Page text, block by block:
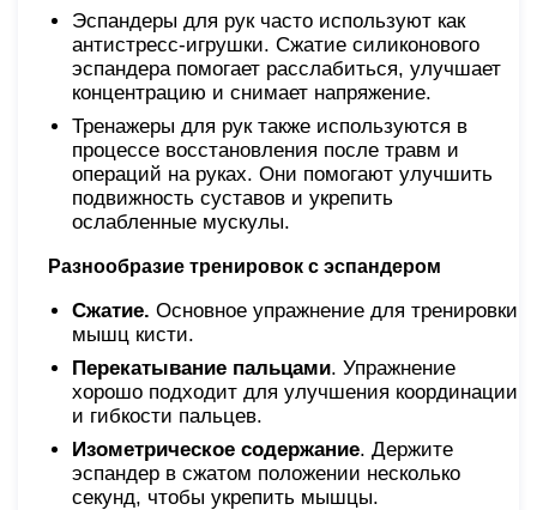
Эспандеры для рук часто используют как
антистресс-игрушки. Сжатие силиконового
эспандера помогает расслабиться, улучшает
концентрацию и снимает напряжение.
Тренажеры для рук также используются в
процессе восстановления после травм и
операций на руках. Они помогают улучшить
подвижность суставов и укрепить
ослабленные мускулы.
Разнообразие тренировок с эспандером
Сжатие. Основное упражнение для тренировки
мышц кисти.
Перекатывание пальцами. Упражнение
хорошо подходит для улучшения координации
и гибкости пальцев.
Изометрическое содержание. Держите
эспандер в сжатом положении несколько
секунд, чтобы укрепить мышцы.